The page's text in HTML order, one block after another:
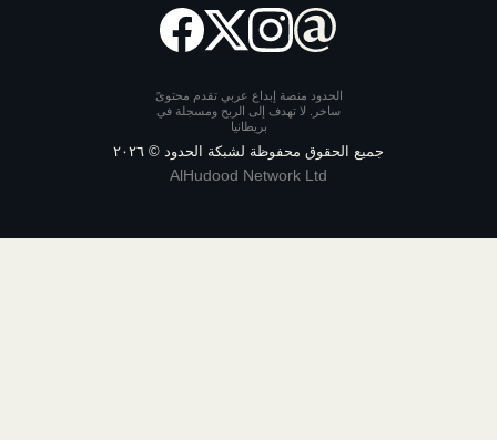
الحدود منصة إبداع عربي تقدم محتوىً
ساخر. لا تهدف إلى الربح ومسجلة في
الحقوق محفوظة لشبكة الحدود ©٢٠٢٦
AlHudood Network Ltd